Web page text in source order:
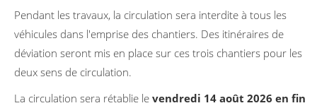
Pendant les travaux, la circulation sera interdite à tous les
véhicules dans l'emprise des chantiers. Des itinéraires de
déviation seront mis en place sur ces trois chantiers pour les
deux sens de circulation.
La circulation sera rétablie le vendredi 14 août 2026 en fin